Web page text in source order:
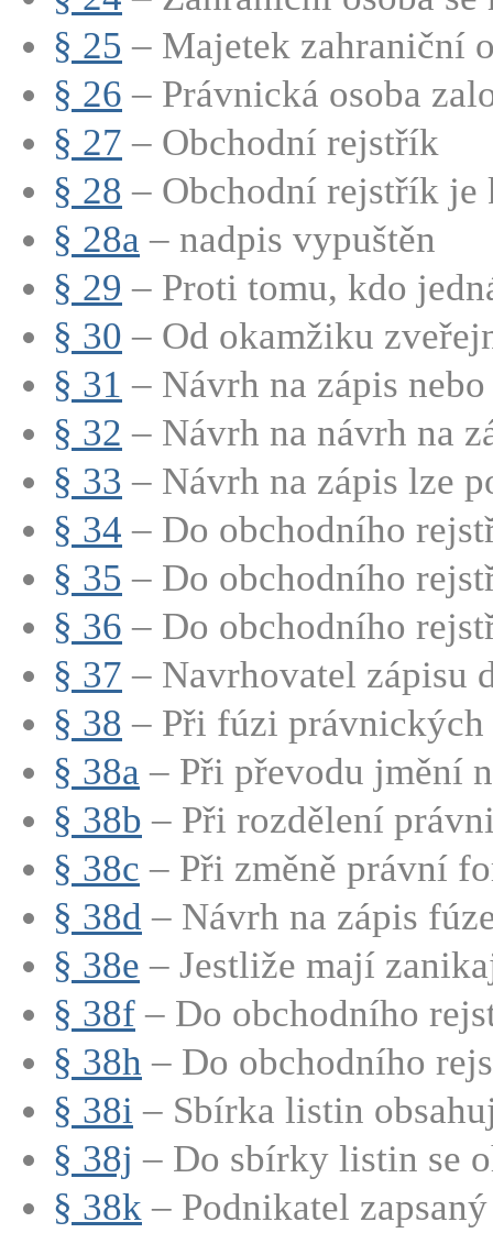
§ 25 – Majetek zahraniční
§ 26 – Právnická osoba
§ 27 – Obchodní rejstřík
§ 28 – Obchodní rejstřík je
§ 28a – nadpis vypuštěn
§ 29 – Proti tomu, kdo
§ 30 – Od okamžiku
§ 31 – Návrh na zápis
§ 32 – Návrh na návrh na
§ 33 – Návrh na zápis lze
§ 34 – Do obchodního
§ 35 – Do obchodního
§ 36 – Do obchodního
§ 37 – Navrhovatel zápisu
§ 38 – Při fúzi právnických
§ 38a – Při převodu jmění
§ 38b – Při rozdělení
§ 38c – Při změně právní
§ 38d – Návrh na zápis
§ 38e – Jestliže mají
§ 38f – Do obchodního
§ 38h – Do obchodního
§ 38i – Sbírka listin
§ 38j – Do sbírky listin se
§ 38k – Podnikatel